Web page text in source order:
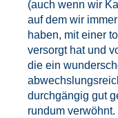
(auch wenn wir
auf dem wir
haben, mit einer
versorgt hat und
die ein
durchgängig gut
rundum verwöhnt.